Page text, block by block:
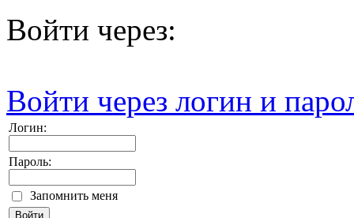
Войти через:
Войти через логин и
Логин:
Пароль:
Запомнить меня